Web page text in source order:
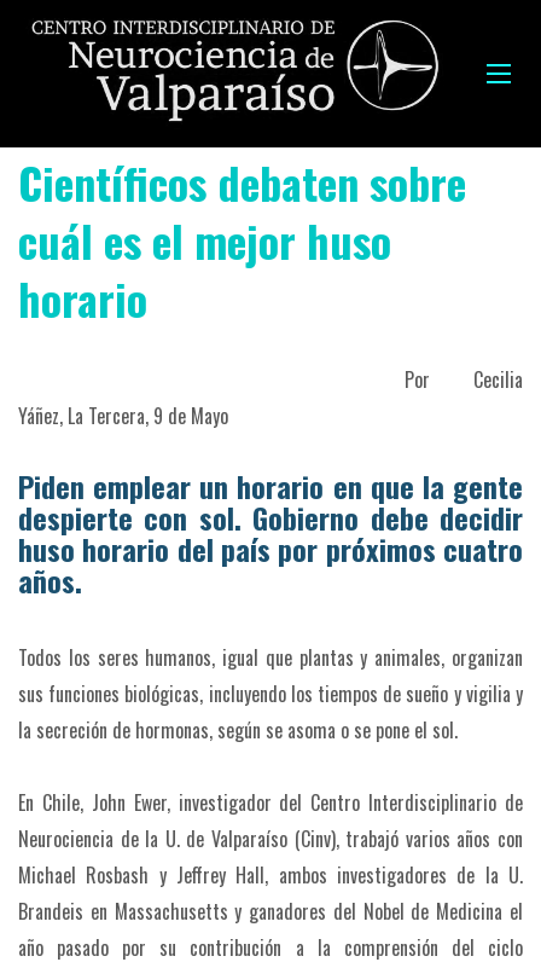
Científicos debaten sobre
cuál es el mejor huso
horario
Por Cecilia
Yáñez, La Tercera, 9 de Mayo
Piden emplear un horario en que la gente
despierte con sol. Gobierno debe decidir
huso horario del país por próximos cuatro
años.
Todos los seres humanos, igual que plantas y animales, organizan
sus funciones biológicas, incluyendo los tiempos de sueño y vigilia y
la secreción de hormonas, según se asoma o se pone el sol.
En Chile, John Ewer, investigador del Centro Interdisciplinario de
Neurociencia de la U. de Valparaíso (Cinv), trabajó varios años con
Michael Rosbash y Jeffrey Hall, ambos investigadores de la U.
Brandeis en Massachusetts y ganadores del Nobel de Medicina el
año pasado por su contribución a la comprensión del ciclo